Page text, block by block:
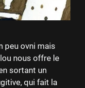
peu ovni mais
nous offre le
sortant un
qui fait la